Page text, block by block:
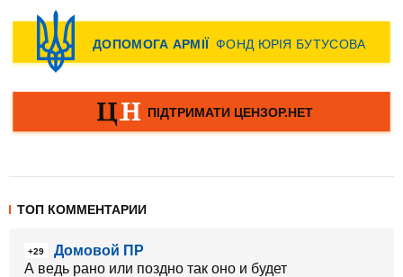
ТОП КОММЕНТАРИИ
+29
Домовой ПР
А ведь рано или поздно так оно и будет